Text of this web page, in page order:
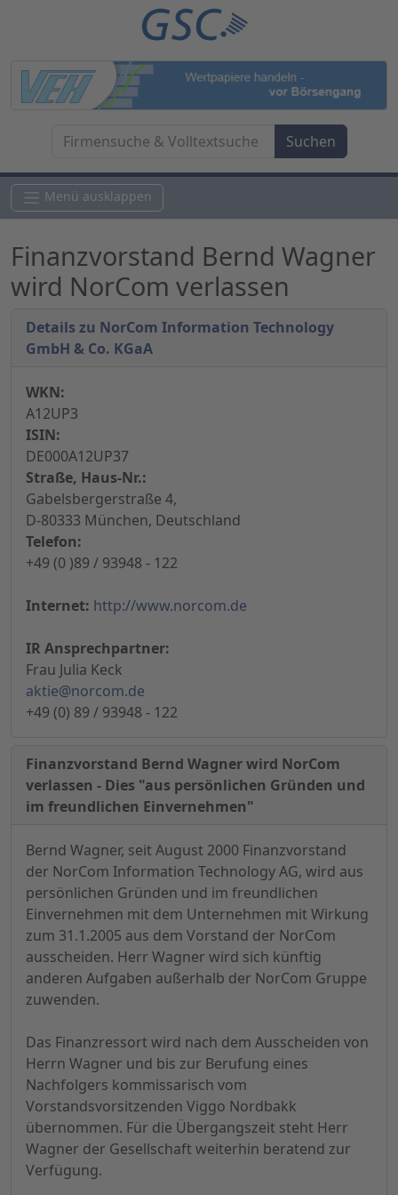
Menü ausklappen
Finanzvorstand Bernd Wagner
wird NorCom verlassen
Details zu NorCom Information Technology
GmbH & Co. KGaA
WKN:
A12UP3
ISIN:
DE000A12UP37
Straße, Haus-Nr.:
Gabelsbergerstraße 4,
D-80333 München, Deutschland
Telefon:
+49 (0 )89 / 93948 - 122
Internet: http://www.norcom.de
IR Ansprechpartner:
Frau Julia Keck
aktie@norcom.de
+49 (0) 89 / 93948 - 122
Finanzvorstand Bernd Wagner wird NorCom
verlassen - Dies "aus persönlichen Gründen und
im freundlichen Einvernehmen"
Bernd Wagner, seit August 2000 Finanzvorstand
der NorCom Information Technology AG, wird aus
persönlichen Gründen und im freundlichen
Einvernehmen mit dem Unternehmen mit Wirkung
zum 31.1.2005 aus dem Vorstand der NorCom
ausscheiden. Herr Wagner wird sich künftig
anderen Aufgaben außerhalb der NorCom Gruppe
zuwenden.
Das Finanzressort wird nach dem Ausscheiden von
Herrn Wagner und bis zur Berufung eines
Nachfolgers kommissarisch vom
Vorstandsvorsitzenden Viggo Nordbakk
übernommen. Für die Übergangszeit steht Herr
Wagner der Gesellschaft weiterhin beratend zur
Verfügung.